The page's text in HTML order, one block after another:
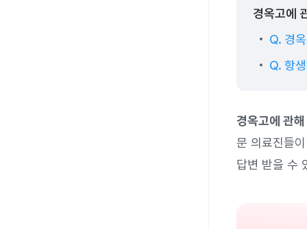
경옥고에
Q. 경
Q. 항
경옥고에 관
문 의료진들
답변 받을 수